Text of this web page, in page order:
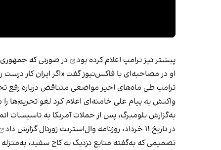
پیشتر نیز ترامپ اعلام کرده بود
در صورتی که جمهوری
او در مصاحبه‌ای با فاکس‌نیوز گفت «اگر ایران کار
ترامپ طی ماه‌های اخیر مواضعی متناقض درباره رفع
واکنش به پیام علی خامنه‌ای اعلام کرد لغو تحریم‌ها
به‌گزارش بلومبرگ، پس از حملات آمریکا به تاسیسات
در تاریخ ۱۱ خرداد، روزنامه وال‌استریت ژورنال
گزارش داد
تصمیمی که به‌گفته منابع نزدیک به کاخ سفید،